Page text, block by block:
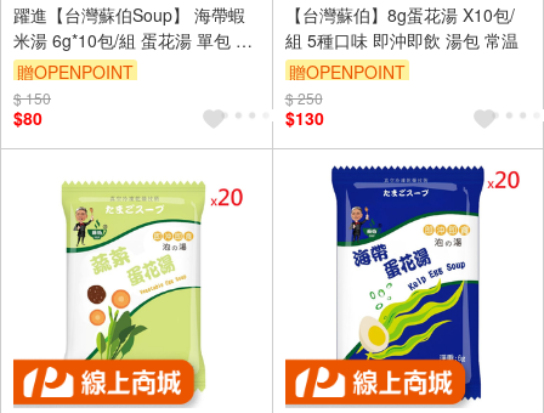
躍進【台灣蘇伯Soup】 海帶蝦
米湯 6g*10包/組 蛋花湯 單包 3
秒快沖 即沖即食 速食湯 沖泡湯
品 蘇伯 湯塊 非素食
贈OPENPOINT
$ 150
$80
【台灣蘇伯】8g蛋花湯 X10包/
組 5種口味 即沖即飲 湯包 常温
贈OPENPOINT
$ 250
$130